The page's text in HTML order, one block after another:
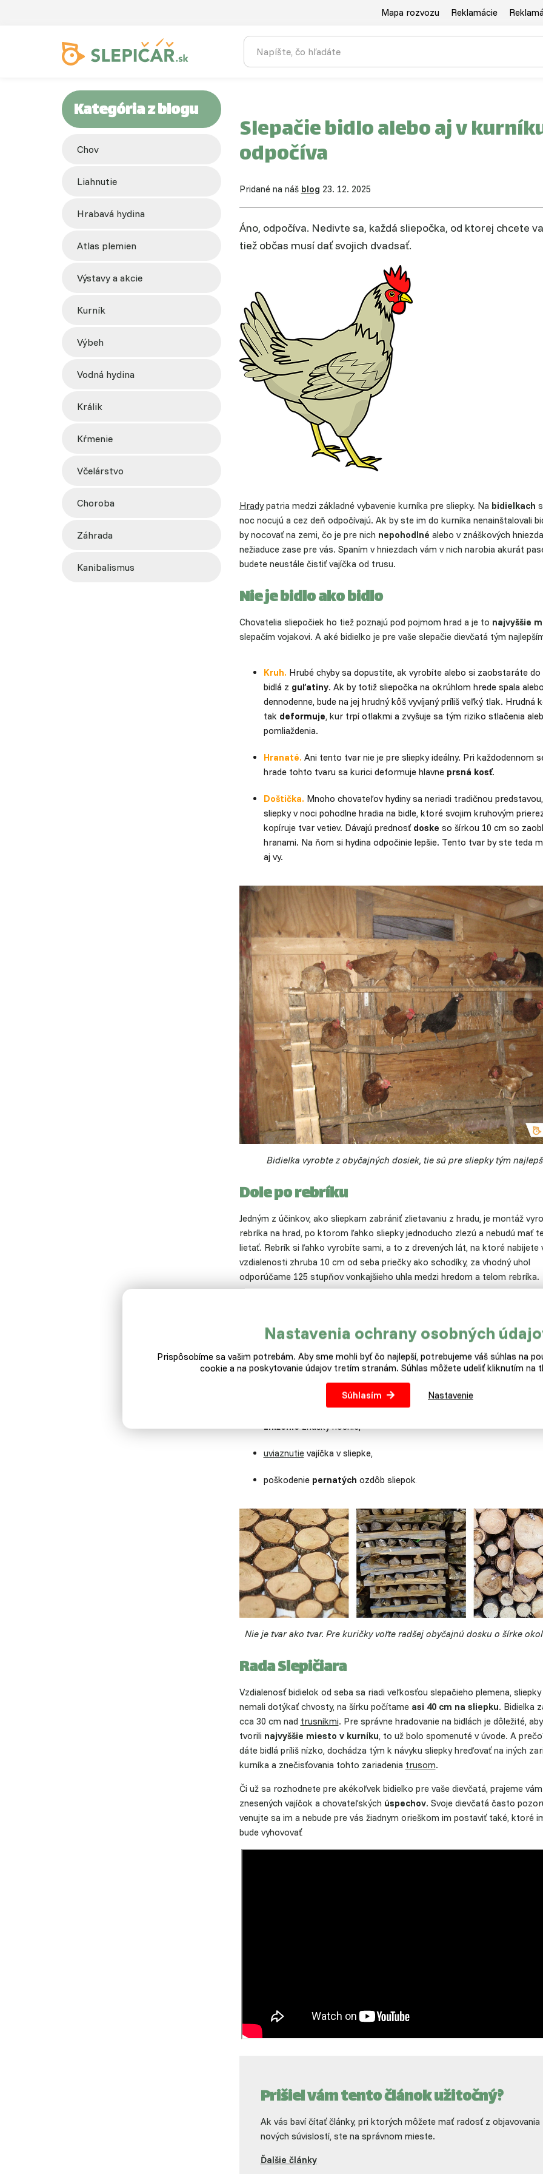
Mapa rozvozu Reklamácie
Kategória z blogu
chov
liahnutie
hrabavá hydina
atlas plemien
výstavy a akcie
kurník
výbeh
vodná hydina
králik
kŕmenie
včelárstvo
choroba
záhrada
kanibalismus
Slepačie bidlo alebo aj v
odpočíva
Pridané na náš blog 23. 12. 2025
Áno, odpočíva. Nedivte sa, každá sliepočka, od ktorej chcete
tiež občas musí dať svojich dvadsať.
Hradypatria medzi základné vybavenie kurníka pre sliepky. Na bidielkach
noc nocujú a cez deň odpočívajú. Ak by ste im do kurníka nenainštalovali
by nocovať na zemi, čo je pre nich nepohodlné alebo v znáškových
nežiaduce zase pre vás. Spaním v hniezdach vám v nich narobia akurát
budete neustále čistiť vajíčka od trusu.
Nie je bidlo ako bidlo
Chovatelia sliepočiek ho tiež poznajú pod pojmom hrad a je to najvyššie
slepačím vojakovi. A aké bidielko je pre vaše slepačie dievčatá tým
Kruh. Hrubé chyby sa dopustíte, ak vyrobíte alebo si zaobstaráte do
bidlá z guľatiny. Ak by totiž sliepočka na okrúhlom hrede spala
dennodenne, bude na jej hrudný kôš vyvíjaný príliš veľký tlak. Hrudná
tak deformuje, kur trpí otlakmi a zvyšuje sa tým riziko stlačenia
pomliaždenia.
Hranaté. Ani tento tvar nie je pre sliepky ideálny. Pri každodennom
hrade tohto tvaru sa kurici deformuje hlavne prsná kosť.
Doštička. Mnoho chovateľov hydiny sa neriadi tradičnou
sliepky v noci pohodlne hradia na bidle, ktoré svojim kruhovým
kopíruje tvar vetiev. Dávajú prednosť doske so šírkou 10 cm so
hranami. Na ňom si hydina odpočinie lepšie. Tento tvar by ste teda
aj vy.
Bidielka vyrobte z obyčajných dosiek, tie sú pre sliepky tým
Dole po rebríku
Jedným z účinkov, ako sliepkam zabrániť zlietavaniu z hradu, je montáž
rebríka na hrad, po ktorom ľahko sliepky jednoducho zlezú a nebudú mať
lietať. Rebrík si ľahko vyrobíte sami, a to z drevených lát, na ktoré nabijete
vzdialenosti zhruba 10 cm od seba priečky ako schodíky, za vhodný uhol
odporúčame 125 stupňov vonkajšieho uhla medzi hredom a telom rebríka.
Správna voľba bidielka pre vaše pipinky bude mať vplyvna celý rad
úspechov a počet znesených vajíčok. Tu je zoznam vecí, ktoré správny tvar
ovplyvnia.
strata bodov pri posudzovaní na výstavách,
zníženieznášky nosníc,
uviaznutievajíčka v sliepke,
poškodenie pernatých ozdôb sliepok.
Nie je tvar ako tvar. Pre kuričky voľte radšej obyčajnú dosku o šírke
Rada Slepičiara
Vzdialenosť bidielok od seba sa riadi veľkosťou slepačieho plemena, sliepky
nemali dotýkať chvosty, na šírku počítame asi 40 cm na sliepku. Bidielka
cca 30 cm nad trusníkmi. Pre správne hradovanie na bidlách je dôležité,
tvorili najvyššie miesto v kurníku, to už bolo spomenuté v úvode. A
dáte bidlá príliš nízko, dochádza tým k návyku sliepky hreďovať na iných
kurníka a znečisťovania tohto zariadenia trusom.
Či už sa rozhodnete pre akékoľvek bidielko pre vaše dievčatá, prajeme
znesených vajíčok a chovateľských úspechov. Svoje dievčatá často
venujte sa im a nebude pre vás žiadnym orieškom im postaviť také, ktoré
bude vyhovovať.
Prišiel vám tento článok užitočný?
Ak vás baví čítať články, pri ktorých môžete mať radosť z objavovania
nových súvislostí, ste na správnom mieste.
Ďalšie články
Nastavenia ochrany osobných
Prispôsobíme sa vašim potrebám. Aby sme mohli byť čo najlepší, potrebujeme váš súhlas na
cookie a na poskytovanie údajov tretím stranám. Súhlas môžete udeliť kliknutím na
Súhlasím Nastavenie